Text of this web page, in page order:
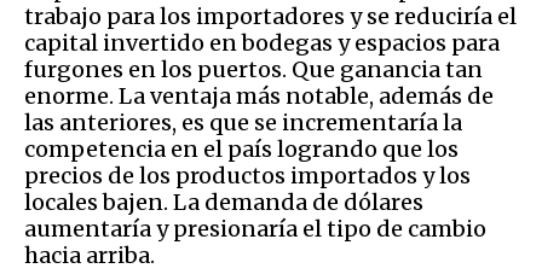
trabajo para los importadores y se reduciría el
capital invertido en bodegas y espacios para
furgones en los puertos. Que ganancia tan
enorme. La ventaja más notable, además de
las anteriores, es que se incrementaría la
competencia en el país logrando que los
precios de los productos importados y los
locales bajen. La demanda de dólares
aumentaría y presionaría el tipo de cambio
hacia arriba.